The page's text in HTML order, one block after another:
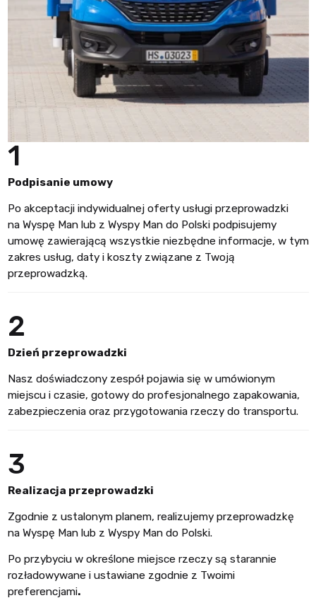
1
Podpisanie umowy
Po akceptacji indywidualnej oferty usługi przeprowadzki
na Wyspę Man lub z Wyspy Man do Polski podpisujemy
umowę zawierającą wszystkie niezbędne informacje, w tym
zakres usług, daty i koszty związane z Twoją
przeprowadzką.
2
Dzień przeprowadzki
Nasz doświadczony zespół pojawia się w umówionym
miejscu i czasie, gotowy do profesjonalnego zapakowania,
zabezpieczenia oraz przygotowania rzeczy do transportu.
3
Realizacja przeprowadzki
Zgodnie z ustalonym planem, realizujemy przeprowadzkę
na Wyspę Man lub z Wyspy Man do Polski.
Po przybyciu w określone miejsce rzeczy są starannie
rozładowywane i ustawiane zgodnie z Twoimi
preferencjami.